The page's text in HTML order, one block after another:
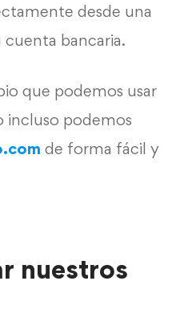
desde una
cuenta bancaria.
que podemos usar
incluso podemos
de forma fácil y
nuestros